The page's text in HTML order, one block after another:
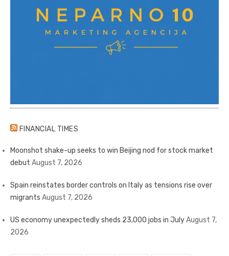
FINANCIAL TIMES
Moonshot shake-up seeks to win Beijing nod for stock market
debut August 7, 2026
Spain reinstates border controls on Italy as tensions rise over
migrants August 7, 2026
US economy unexpectedly sheds 23,000 jobs in JulyAugust 7,
2026